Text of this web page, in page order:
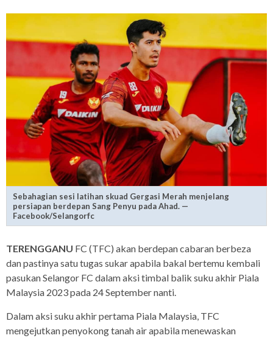
Sebahagian sesi latihan skuad Gergasi Merah menjelang
persiapan berdepan Sang Penyu pada Ahad. —
Facebook/Selangorfc
TERENGGANU FC (TFC) akan berdepan cabaran berbeza
dan pastinya satu tugas sukar apabila bakal bertemu kembali
pasukan Selangor FC dalam aksi timbal balik suku akhir Piala
Malaysia 2023 pada 24 September nanti.
Dalam aksi suku akhir pertama Piala Malaysia, TFC
mengejutkan penyokong tanah air apabila menewaskan